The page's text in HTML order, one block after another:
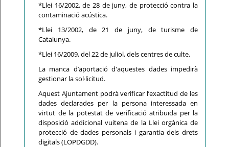
*Llei 16/2002, de 28 de juny, de protecció contra la
contaminació acústica.
*Llei 13/2002, de 21 de juny, de turisme de
Catalunya.
*Llei 16/2009, del 22 de juliol, dels centres de culte.
La manca d’aportació d'aquestes dades impedirà
gestionar la sol·licitud.
Aquest Ajuntament podrà verificar l’exactitud de les
dades declarades per la persona interessada en
virtut de la potestat de verificació atribuïda per la
disposició addicional vuitena de la Llei orgànica de
protecció de dades personals i garantia dels drets
digitals (LOPDGDD).